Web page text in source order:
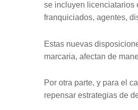
se incluyen licenciatarios
franquiciados, agentes,
Estas nuevas
marcaria, afectan de
Por otra parte, y para el
repensar estrategias de